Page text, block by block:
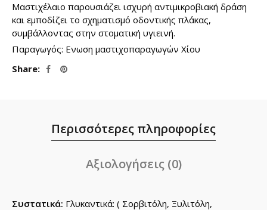
Μαστιχέλαιο παρουσιάζει ισχυρή αντιμικροβιακή δράση
και εμποδίζει το σχηματισμό οδοντικής πλάκας,
συμβάλλοντας στην στοματική υγιεινή.
Παραγωγός: Ενωση μαστιχοπαραγωγών Χίου
Share
Περισσότερες πληροφορίες
Αξιολογήσεις (0)
Συστατικά: Γλυκαντικά: ( Σορβιτόλη, Ξυλιτόλη,